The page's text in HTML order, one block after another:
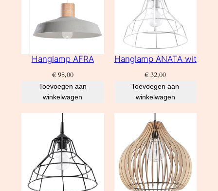
Hanglamp AFRA
€95,00
Toevoegen aan
winkelwagen
Hanglamp ANATA wit
€ 32,00
Toevoegen aan
winkelwagen